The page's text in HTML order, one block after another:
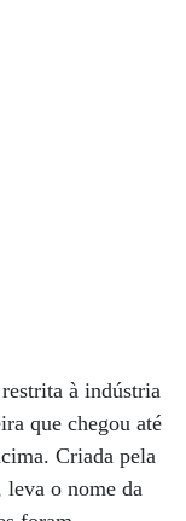
à indústria
que chegou até
Criada pela
o nome da